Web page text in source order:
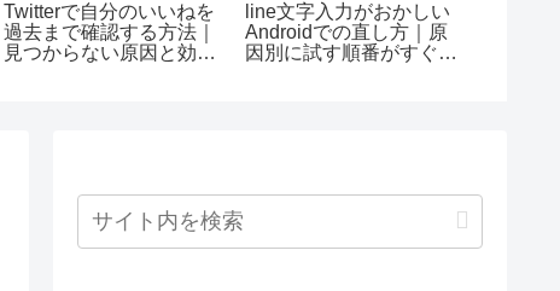
Twitterで自分のいいねを
過去まで確認する方法｜
見つからない原因と効率
line文字入力がおかしい
Androidでの直し方｜原
因別に試す順番がすぐわ